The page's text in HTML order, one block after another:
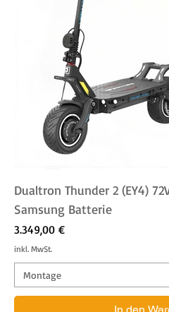
Dualtron Thunder 2 (EY4)
Samsung Batterie
Preis
3.349,00 €
inkl. MwSt.